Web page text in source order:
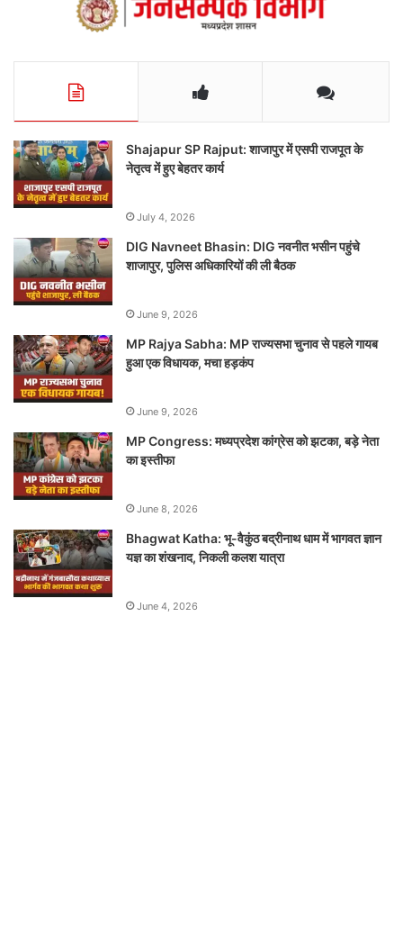
Shajapur SP Rajput: शाजापुर में एसपी राजपूत के
नेतृत्व में हुए बेहतर कार्य
July 4, 2026
DIG Navneet Bhasin: DIG नवनीत भसीन पहुंचे
शाजापुर, पुलिस अधिकारियों की ली बैठक
June 9, 2026
MP Rajya Sabha: MP राज्यसभा चुनाव से पहले गायब
हुआ एक विधायक, मचा हड़कंप
June 9, 2026
MP Congress: मध्यप्रदेश कांग्रेस को झटका, बड़े नेता
का इस्तीफा
June 8, 2026
Bhagwat Katha: भू-वैकुंठ बद्रीनाथ धाम में भागवत ज्ञान
यज्ञ का शंखनाद, निकली कलश यात्रा
June 4, 2026